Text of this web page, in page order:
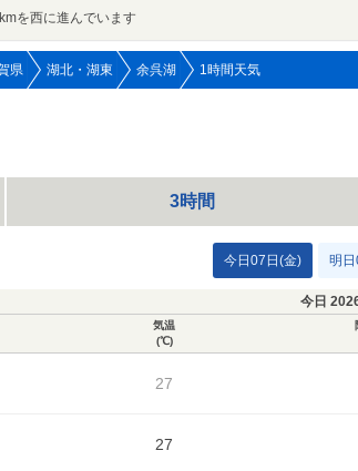
を西に進んでいます
県 湖北・湖東 余呉湖 1時間天気
3時間
今日07日(金) 明
今日
気温
(℃)
27
27